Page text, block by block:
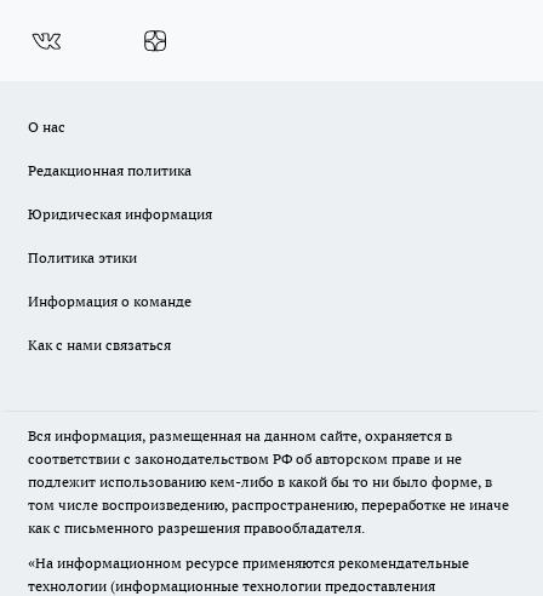
О нас
Редакционная политика
Юридическая информация
Политика этики
Информация о команде
Как с нами связаться
Вся информация, размещенная на данном сайте, охраняется в
соответствии с законодательством РФ об авторском праве и не
подлежит использованию кем-либо в какой бы то ни было форме, в
том числе воспроизведению, распространению, переработке не иначе
как с письменного разрешения правообладателя.
«На информационном ресурсе применяются рекомендательные
технологии (информационные технологии предоставления